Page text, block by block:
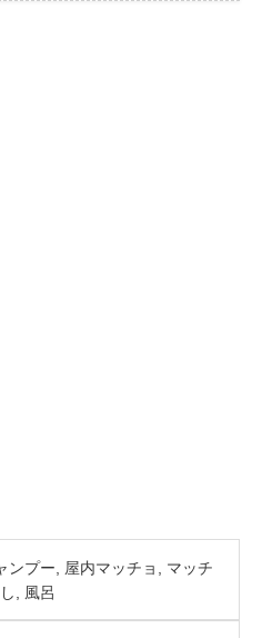
ンプー 屋内マッチョ
マッチ
風呂